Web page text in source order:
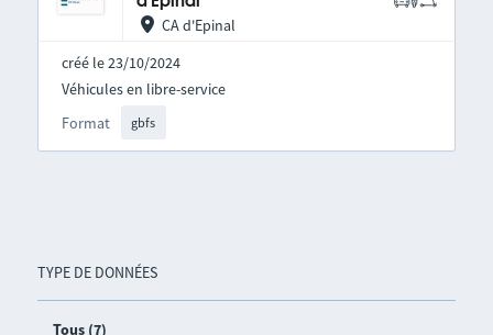
TYPE DE DONNÉES
Tous (7)
CA d'Epinal
créé le 23/10/2024
Format gbfs
Véhicules en libre-service